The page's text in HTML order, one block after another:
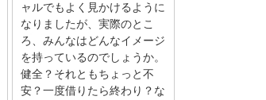
ャルでもよく見かけるように
なりましたが、実際のとこ
ろ、みんなはどんなイメージ
を持っているのでしょうか。
健全？それともちょっと不
安？一度借りたら終わり？な